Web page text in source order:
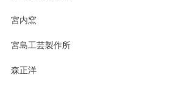
おかけしました。 ありがとうございます。
宮内窯
宮島工芸製作所
森正洋